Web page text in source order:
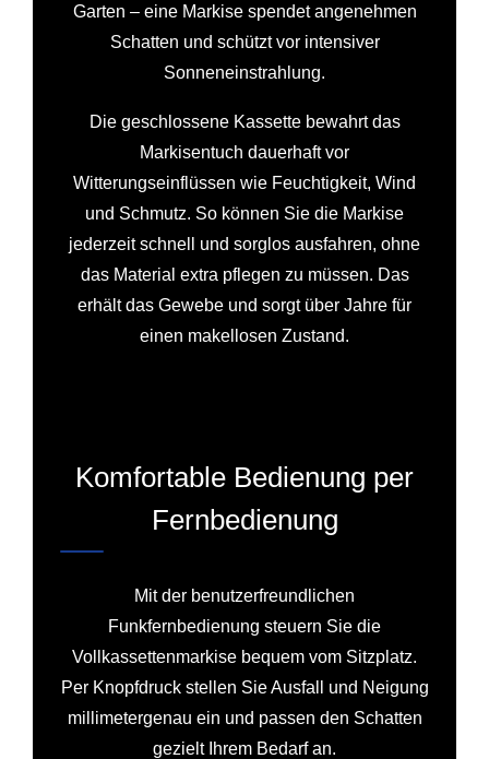
Garten – eine Markise spendet angenehmen
Schatten und schützt vor intensiver
Sonneneinstrahlung.
Die geschlossene Kassette bewahrt das
Markisentuch dauerhaft vor
Witterungseinflüssen wie Feuchtigkeit, Wind
und Schmutz. So können Sie die Markise
jederzeit schnell und sorglos ausfahren, ohne
das Material extra pflegen zu müssen. Das
erhält das Gewebe und sorgt über Jahre für
einen makellosen Zustand.
Komfortable Bedienung per
Fernbedienung
Mit der benutzerfreundlichen
Funkfernbedienung steuern Sie die
Vollkassettenmarkise bequem vom Sitzplatz.
Per Knopfdruck stellen Sie Ausfall und Neigung
millimetergenau ein und passen den Schatten
gezielt Ihrem Bedarf an.